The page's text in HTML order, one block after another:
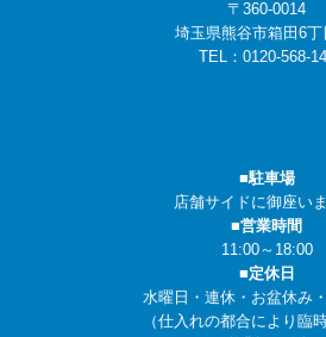
〒360-0014
埼玉県熊谷市箱田6丁
TEL： 0120-568-
■駐車場
店舗サイドに御座いま
■営業時間
11:00～18:00
■定休日
水曜日・連休・お盆休み
（仕入れの都合により臨